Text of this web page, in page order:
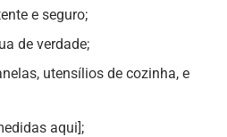
e seguro;
de verdade;
utensílios de cozinha, e
aqui];